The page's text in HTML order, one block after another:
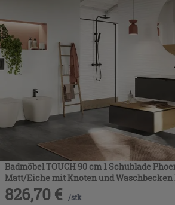
Badmöbel TOUCH 90 cm 1 Schublade
Matt/Eiche mit Knoten und Waschbecken
826,70 € /stk